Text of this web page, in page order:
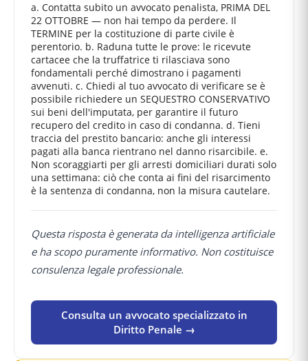
a. Contatta subito un avvocato penalista, PRIMA DEL
22 OTTOBRE — non hai tempo da perdere. Il
TERMINE per la costituzione di parte civile è
perentorio. b. Raduna tutte le prove: le ricevute
cartacee che la truffatrice ti rilasciava sono
fondamentali perché dimostrano i pagamenti
avvenuti. c. Chiedi al tuo avvocato di verificare se è
possibile richiedere un SEQUESTRO CONSERVATIVO
sui beni dell'imputata, per garantire il futuro
recupero del credito in caso di condanna. d. Tieni
traccia del prestito bancario: anche gli interessi
pagati alla banca rientrano nel danno risarcibile. e.
Non scoraggiarti per gli arresti domiciliari durati solo
una settimana: ciò che conta ai fini del risarcimento
è la sentenza di condanna, non la misura cautelare.
Questa risposta è generata da intelligenza artificiale
e ha scopo puramente informativo. Non costituisce
consulenza legale professionale.
Consulta un avvocato specializzato in
Diritto Penale →